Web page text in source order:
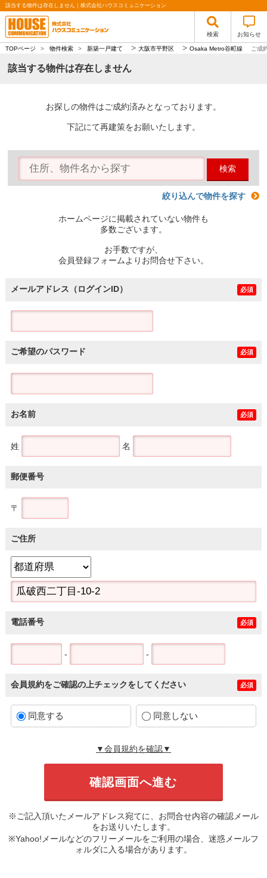
該当する物件は存在しません｜株式会社ハウスコミュニケーション
検索 お知らせ
TOPページ > 物件検索 > 新築一戸建て > 大阪市平野区 > Osaka Metro谷町線 ご成
該当する物件は存在しません
お探しの物件はご成約済みとなっております。
下記にて再建策をお願いたします。
検索
絞り込んで物件を探す
ホームページに掲載されていない物件も
多数ございます。
お手数ですが、
会員登録フォームよりお問合せ下さい。
メールアドレス（ログインID） 必須
ご希望のパスワード 必須
お名前 必須
姓 名
郵便番号
〒
ご住所
電話番号 必須
- -
会員規約をご確認の上チェックをしてください 必須
同意する 同意しない
▼会員規約を確認▼
※ご記入頂いたメールアドレス宛てに、お問合せ内容の確認メール
をお送りいたします。
※Yahoo!メールなどのフリーメールをご利用の場合、迷惑メールフ
ォルダに入る場合があります。